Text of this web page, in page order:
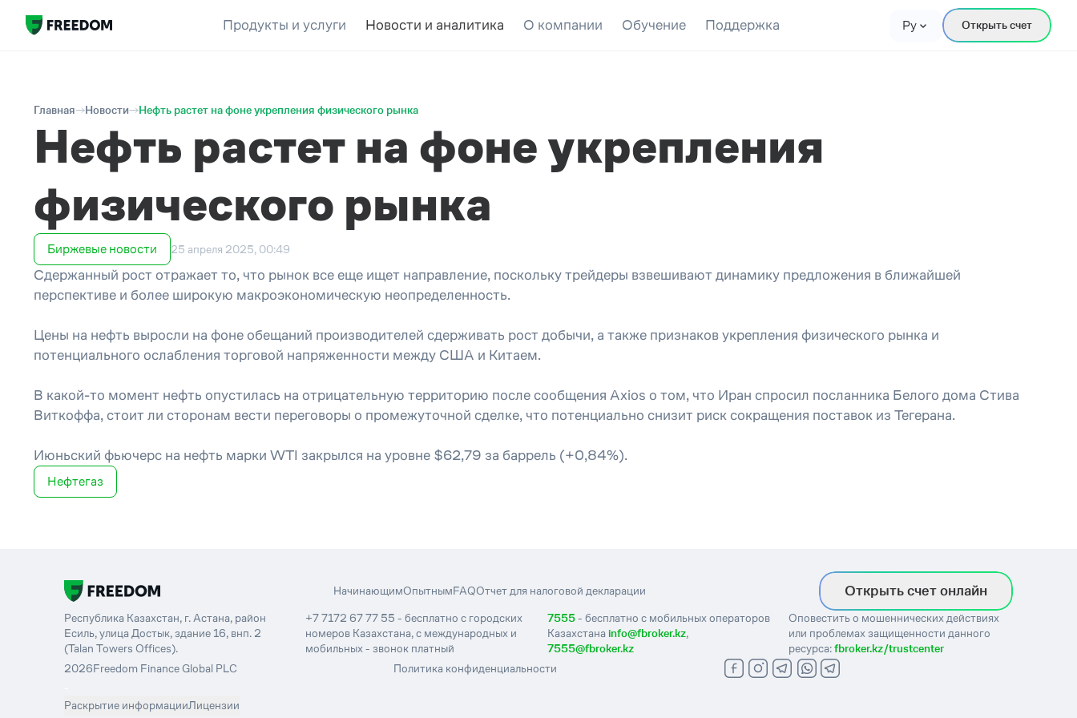
Продукты и услуги Новости и аналитика О компании Обучение Поддержка Ру Открыть счет
Главная Новости Нефть растет на фоне укрепления физического рынка
Нефть растет на фоне укрепления
физического рынка
Биржевые новости 25 апреля 2025, 00:49
Сдержанный рост отражает то, что рынок все еще ищет направление, поскольку трейдеры взвешивают динамику предложения в ближайшей
перспективе и более широкую макроэкономическую неопределенность.
Цены на нефть выросли на фоне обещаний производителей сдерживать рост добычи, а также признаков укрепления физического рынка и
потенциального ослабления торговой напряженности между США и Китаем.
В какой-то момент нефть опустилась на отрицательную территорию после сообщения Axios о том, что Иран спросил посланника Белого дома Стива
Виткоффа, стоит ли сторонам вести переговоры о промежуточной сделке, что потенциально снизит риск сокращения поставок из Тегерана.
Июньский фьючерс на нефть марки WTI закрылся на уровне $62,79 за баррель (+0,84%).
Нефтегаз
НачинающимОпытнымFAQОтчет для налоговой декларации Открыть счет онлайн
Республика Казахстан, г. Астана, район
Есиль, улица Достык, здание 16, внп. 2
(Talan Towers Offices).
+7 7172 67 77 55 - бесплатно с городских
номеров Казахстана, с международных и
мобильных - звонок платный
7555- бесплатно с мобильных операторов
Казахстанаinfo@fbroker.kz,
7555@fbroker.kz
Оповестить о мошеннических действиях
или проблемах защищенности данного
ресурса:fbroker.kz/trustcenter
2026Freedom Finance Global PLC
Политика конфиденциальности
Раскрытие информацииЛицензии